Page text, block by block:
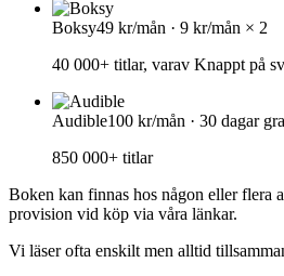
Boksy49 kr/mån · 9 kr/mån × 2
40 000+ titlar, varav Knappt på
Audible100 kr/mån · 30 dagar
850 000+ titlar
Boken kan finnas hos någon eller flera
provision vid köp via våra länkar.
Vi läser ofta enskilt men alltid